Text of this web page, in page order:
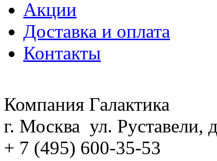
Акции
Доставка и оплата
Контакты
Компания Галактика
г. Москва ул. Руставели,
+ 7 (495) 600-35-53